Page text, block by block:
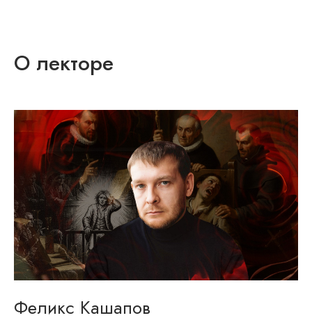
О лекторе
Феликс Кашапов